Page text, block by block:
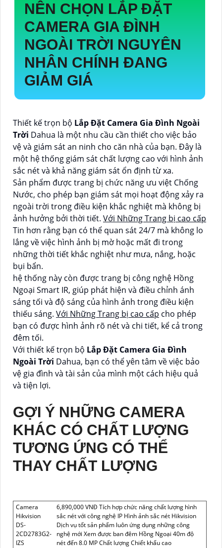
NÊN CHỌN LẮP ĐẶT
CAMERA GIA ĐÌNH
NGOÀI TRỜI NGUYÊN
NHÂN CHÍNH ĐANG
GIẢM GIÁ
Thiết kế trọn bộ Lắp Đặt Camera Gia Đình Ngoài
Trời Dahua là một nhu cầu cần thiết cho việc bảo
vệ và giám sát an ninh cho căn nhà của bạn. Đây là
một hệ thống giám sát chất lượng cao với hình ảnh
sắc nét và khả năng giám sát ổn định từ xa.
Sản phẩm được trang bị chức năng ưu việt Chống
Nước, cho phép bạn giám sát mọi hoạt động xảy ra
ngoài trời trong điều kiện khắc nghiệt mà không bị
ảnh hưởng bởi thời tiết. Với Những Trang bị cao cấp
Tin hơn rằng bạn có thể quan sát 24/7 mà không lo
lắng về việc hình ảnh bị mờ hoặc mất đi trong
những thời tiết khắc nghiệt như mưa, nắng, hoặc
bụi bẩn.
hệ thống này còn được trang bị công nghệ Hồng
Ngoại Smart IR, giúp phát hiện và điều chỉnh ánh
sáng tối và độ sáng của hình ảnh trong điều kiện
thiếu sáng. Với Những Trang bị cao cấp cho phép
bạn có được hình ảnh rõ nét và chi tiết, kể cả trong
đêm tối.
Với thiết kế trọn bộ Lắp Đặt Camera Gia Đình
Ngoài Trời Dahua, bạn có thể yên tâm về việc bảo
vệ gia đình và tài sản của mình một cách hiệu quả
và tiện lợi.
GỢI Ý NHỮNG CAMERA
KHÁC CÓ CHẤT LƯỢNG
TƯƠNG ỨNG CÓ THỂ
THAY CHẤT LƯỢNG
Camera
Hikvision
DS-
2CD2783G2-
IZS
6,890,000 VNĐ Tích hợp chức năng chất lượng hình
sắc nét với công nghệ IP Hình ảnh sắc nét Hikvision
Dịch vụ tốt sản phẩm luôn ứng dụng những công
nghệ mới Xem được ban đêm Hồng Ngoại 40m độ
nét đến 8.0 MP Chất lượng Chiết khấu cao